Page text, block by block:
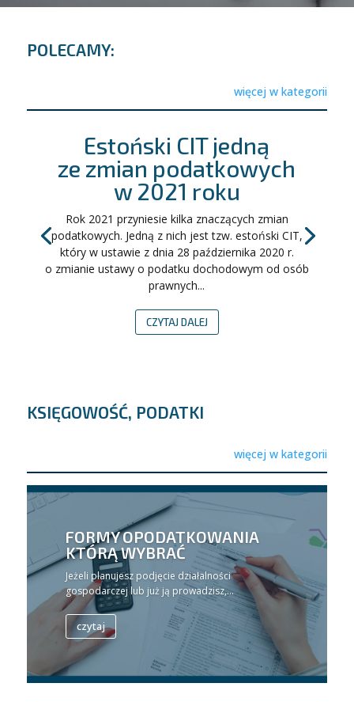
POLECAMY:
więcej w kategorii
Estoński CIT jedną
ze zmian podatkowych
w 2021 roku
Rok 2021 przyniesie kilka znaczących zmian
podatkowych. Jedną z nich jest tzw. estoński CIT,
który w ustawie z dnia 28 października 2020 r.
o zmianie ustawy o podatku dochodowym od osób
prawnych...
CZYTAJ DALEJ
KSIĘGOWOŚĆ, PODATKI
więcej w kategorii
FORMY OPODATKOWANIA
KTÓRĄ WYBRAĆ
Jeżeli planujesz podjęcie działalności
gospodarczej lub już ją prowadzisz,...
czytaj